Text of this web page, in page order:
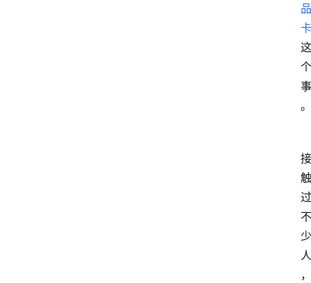
品
卡
这
个
事
。
接
触
过
不
少
人
，